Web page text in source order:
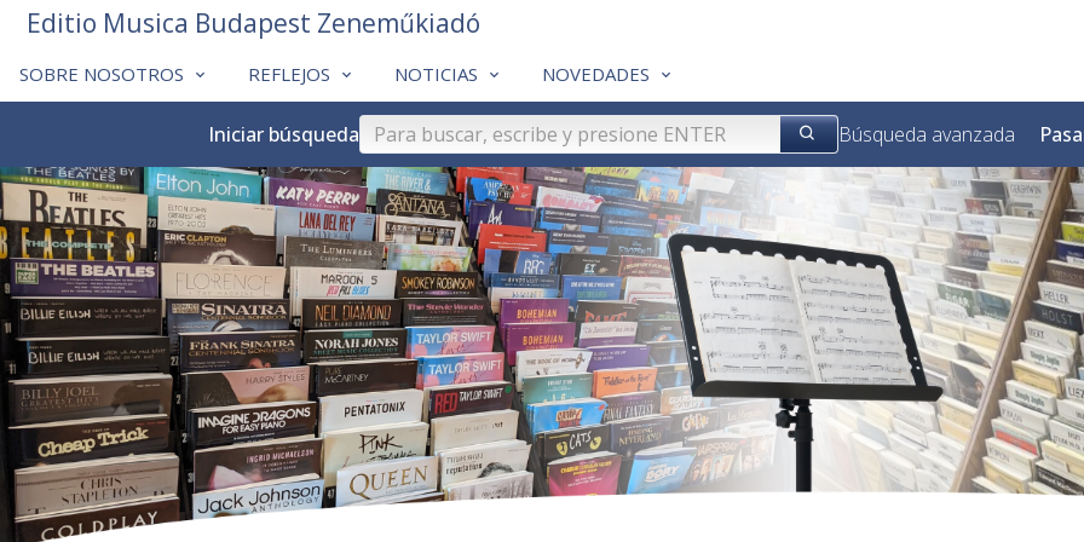
SOBRE NOSOTROS REFLEJOS NOTICIAS NOVEDADES
Editio Musica Budapest Zeneműkiadó
Iniciar búsqueda Búsqueda avanzada